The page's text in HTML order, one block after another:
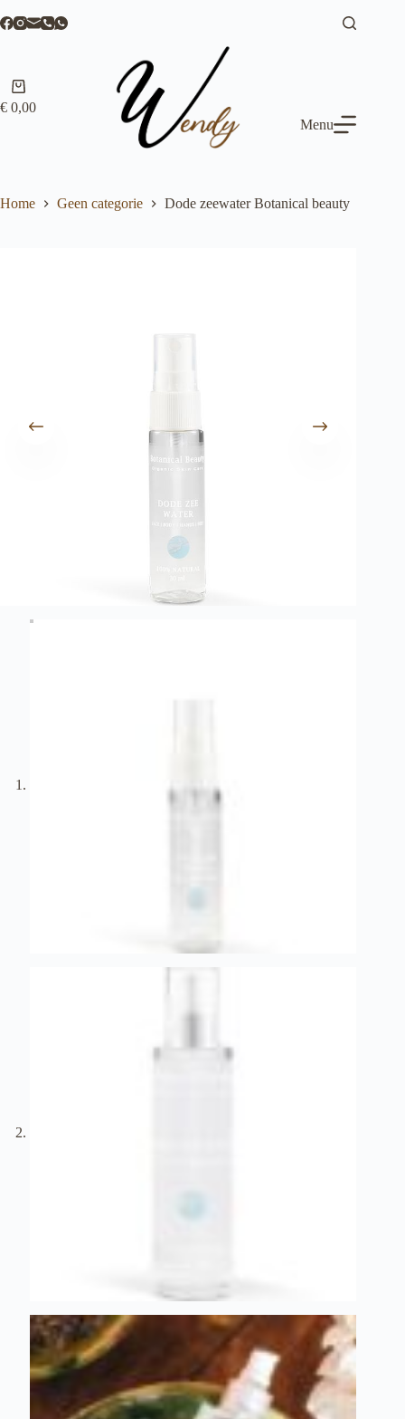
naar
Winkelwagen
€ 0,00
Menu
Home Geen categorie Dode zeewater Botanical beauty